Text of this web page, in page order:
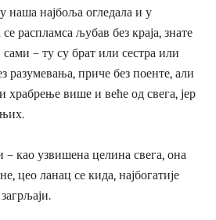
наша најбоља огледала и у
распламса љубав без краја, знате
– ту су брат или сестра или
разумевања, приче без поенте, али
више и веће од свега, јер
– као узвишена целина свега, она
цео ланац се кида, најбогатије